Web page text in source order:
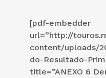
[pdf-embedder
url=”http://
content/uploads/
do-Resultado-
title=”ANEXO 6